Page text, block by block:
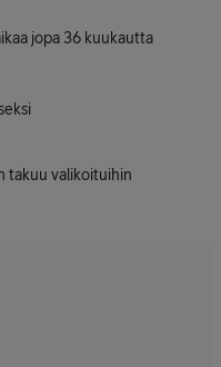
jopa 36 kuukautta
takuu valikoituihin